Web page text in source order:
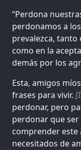
“Perdona
perdonamos a
prevalezca,
como en la
demás por los
Esta, amigos
frases para vivir.
perdonar, pero
perdonar que
comprender este
necesitados de